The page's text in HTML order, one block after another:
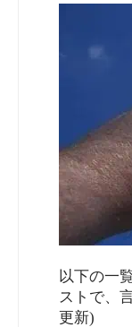
以下の一
ストで、
更新)